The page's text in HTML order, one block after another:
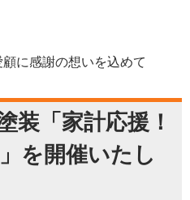
に感謝の想いを込めて
装「家計応援！
を開催いたし